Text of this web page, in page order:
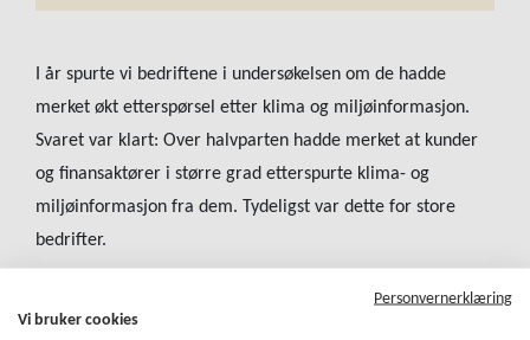
I år spurte vi bedriftene i undersøkelsen om de hadde
merket økt etterspørsel etter klima og miljøinformasjon.
Svaret var klart: Over halvparten hadde merket at kunder
og finansaktører i større grad etterspurte klima- og
miljøinformasjon fra dem. Tydeligst var dette for store
bedrifter.
bedrifter om de er miljøsertifiserte, har satt egne klimamål
Personvernerklæring
Vi bruker cookies